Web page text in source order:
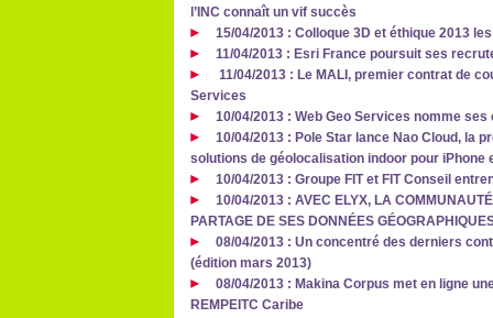
l’INC connaît un vif succès
15/04/2013 : Colloque 3D et éthique 2013
11/04/2013 : Esri France poursuit ses
11/04/2013 : Le MALI, premier contrat de
Services
10/04/2013 : Web Geo Services nomme
10/04/2013 : Pole Star lance Nao Cloud, la
solutions de géolocalisation indoor pour iPhone
10/04/2013 : Groupe FIT et FIT Conseil
10/04/2013 : AVEC ELYX, LA
PARTAGE DE SES DONNÉES
08/04/2013 : Un concentré des derniers
(édition mars 2013)
08/04/2013 : Makina Corpus met en ligne
REMPEITC Caribe